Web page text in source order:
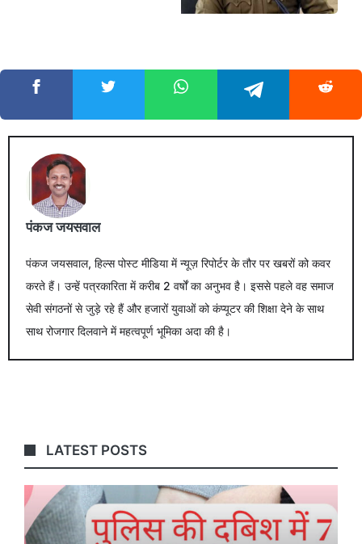
पंकज जयसवाल
पंकज जयसवाल, हिल्स पोस्ट मीडिया में न्यूज़ रिपोर्टर के तौर पर खबरों को कवर
करते हैं। उन्हें पत्रकारिता में करीब 2 वर्षों का अनुभव है। इससे पहले वह समाज
सेवी संगठनों से जुड़े रहे हैं और हजारों युवाओं को कंप्यूटर की शिक्षा देने के साथ
साथ रोजगार दिलवाने में महत्वपूर्ण भूमिका अदा की है।
LATEST POSTS